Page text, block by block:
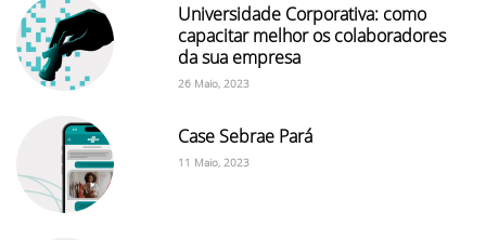
Universidade Corporativa: como
capacitar melhor os colaboradores
da sua empresa
26 Maio, 2023
Case Sebrae Pará
11 Maio, 2023